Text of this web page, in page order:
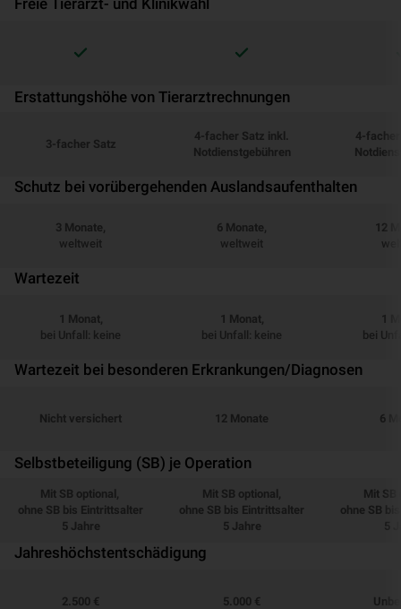
Freie Tierarzt- und Klinikwahl
Erstattungshöhe von Tierarztrechnungen
3-facher Satz
4-facher Satz inkl.
Notdienstgebühren
4-
Schutz bei vorübergehenden Auslandsaufenthalten
3 Monate,
weltweit
6 Monate,
weltweit
12
Wartezeit
1 Monat,
bei Unfall: keine
1 Monat,
bei Unfall: keine
1
bei
Wartezeit bei besonderen Erkrankungen/Diagnosen
Nicht versichert 12 Monate 6
Selbstbeteiligung (SB) je Operation
Mit SB optional,
ohne SB bis Eintrittsalter
5 Jahre
Mit SB optional,
ohne SB bis Eintrittsalter
5 Jahre
Mit SB
ohne SB
Jahreshöchstentschädigung
2.500 € 5.000 €